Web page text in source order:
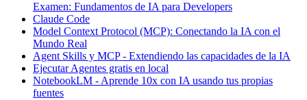
Examen: Fundamentos de IA para Developers
Claude Code
Model Context Protocol (MCP): Conectando la IA con el
Mundo Real
Agent Skills y MCP - Extendiendo las capacidades de la IA
Ejecutar Agentes gratis en local
NotebookLM - Aprende 10x con IA usando tus propias
fuentes